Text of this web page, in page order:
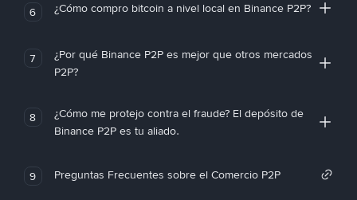
6 ¿Cómo compro bitcoin a nivel local en Binance P2P?
7
¿Por qué Binance P2P es mejor que otros mercados
P2P?
8
¿Cómo me protejo contra el fraude? El depósito de
Binance P2P es tu aliado.
9 Preguntas Frecuentes sobre el Comercio P2P